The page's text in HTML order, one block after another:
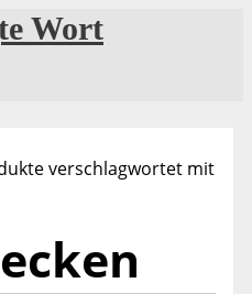
Wort
verschlagwortet mit